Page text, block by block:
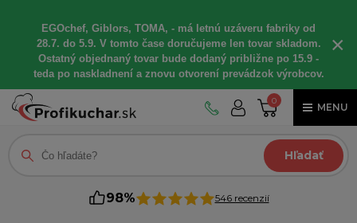
EGOchef, Giblors, TOMA, - má letnú uzáveru fabriky od
28.7. do 5.9. V tomto čase doručujeme len tovar skladom.
Ostatný objednaný tovar bude dodaný približne po 15.9 -
teda po naskladnení a znovu otvorení prevádzok výrobcov.
×
0
MENU
Hľadať
98% 546 recenzií